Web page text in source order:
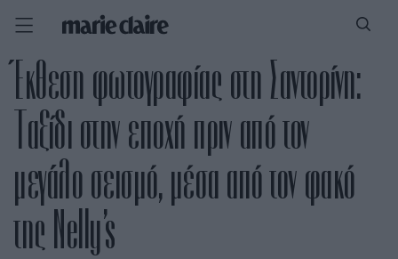
Έκθεση φωτογραφίας στη Σαντορίνη:
Ταξίδι στην εποχή πριν από τον
μεγάλο σεισμό, μέσα από τον φακό
της Nelly’s